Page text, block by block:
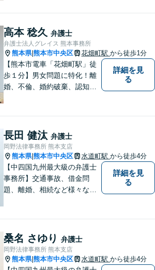
高本 稔久 弁護士
弁護士法人グレイス 熊本事務所
熊本県|熊本市中央区 花畑町駅 から徒歩1分
【熊本市電車「花畑町駅」徒
歩１分】男女問題に特化！離
婚、不倫、婚約破棄、認知、
未来が明るくなるよう全力で
サポートいたします【初回相
談無料】【子連れ相談可】
詳細を見
る
長田 健汰 弁護士
岡野法律事務所 熊本支店
熊本県|熊本市中央区 水道町駅 から徒歩4分
【中四国九州最大級の弁護士
事務所】交通事故、借金問
題、離婚、相続など様々な問
い！
詳細を見
る
桑名 さゆり 弁護士
岡野法律事務所 熊本支店
熊本県|熊本市中央区 水道町駅 から徒歩4分